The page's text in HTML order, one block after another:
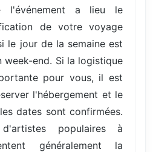
l'événement a lieu le
de votre voyage
le jour de la semaine est
week-end. Si la logistique
pour vous, il est
l'hébergement et le
dates sont confirmées.
populaires à
généralement la